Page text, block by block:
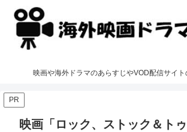
映画や海外ドラマのあらすじやVOD配信サイト
PR
映画「ロック、ストック＆ト